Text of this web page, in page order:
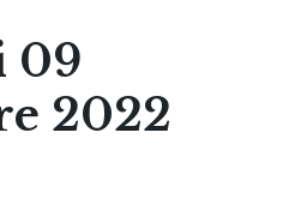
09
2022